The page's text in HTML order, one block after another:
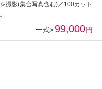
撮影(集合写真含む)／100カット
一式× 99,000円